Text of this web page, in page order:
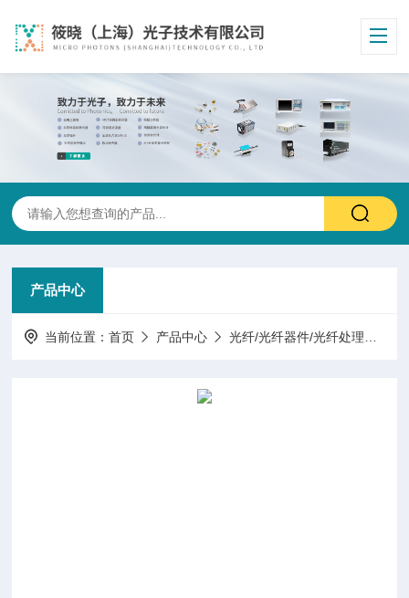
产品中心
当前位置：首页 产品中心 光纤/光纤器件/光纤处理